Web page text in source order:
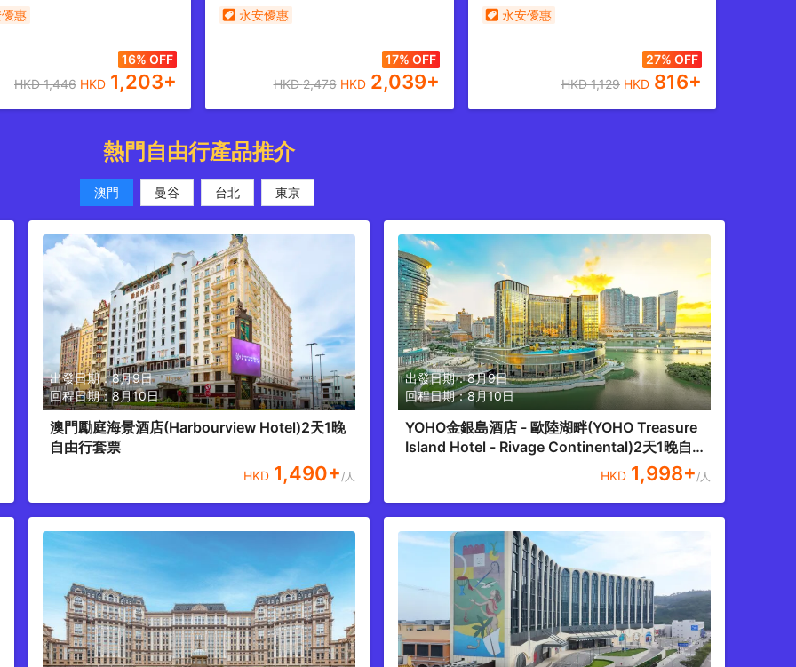
惠
16% OFF
HKD1,446 HKD 1,203+
永安優惠
17% OFF
HKD2,476 HKD 2,039+
永安優惠
27% OFF
HKD1,129 HKD 816+
熱門自由行產品推介
澳門 曼谷 台北 東京
出發日期：8月9日
回程日期：8月10日
澳門勵庭海景酒店(Harbourview Hotel)2天1晚
自由行套票
HKD 1,490+/人
出發日期：8月9日
回程日期：8月10日
YOHO金銀島酒店 - 歐陸湖畔(YOHO Treasure
Island Hotel - Rivage Continental)2天1晚自由
HKD 1,998+/人